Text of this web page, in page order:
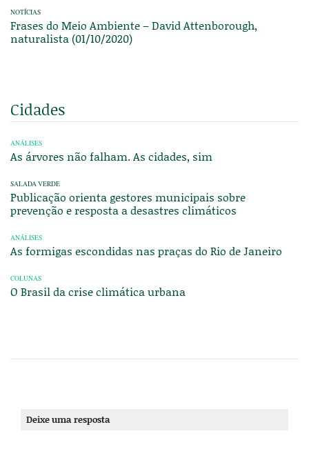
NOTÍCIAS
Frases do Meio Ambiente – David Attenborough,
naturalista (01/10/2020)
Cidades
ANÁLISES
As árvores não falham. As cidades, sim
SALADA VERDE
Publicação orienta gestores municipais sobre
prevenção e resposta a desastres climáticos
ANÁLISES
As formigas escondidas nas praças do Rio de Janeiro
COLUNAS
O Brasil da crise climática urbana
Deixe uma resposta